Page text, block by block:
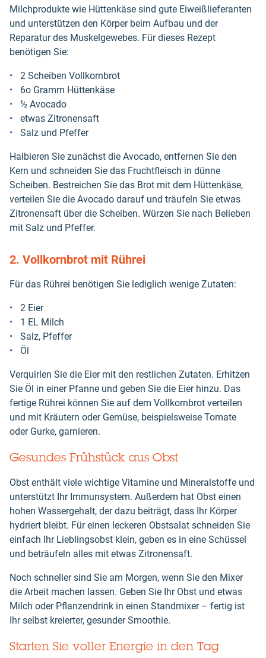
Milchprodukte wie Hüttenkäse sind gute Eiweißlieferanten
und unterstützen den Körper beim Aufbau und der
Reparatur des Muskelgewebes. Für dieses Rezept
benötigen Sie:
2 Scheiben Vollkornbrot
6o Gramm Hüttenkäse
½ Avocado
etwas Zitronensaft
Salz und Pfeffer
Halbieren Sie zunächst die Avocado, entfernen Sie den
Kern und schneiden Sie das Fruchtfleisch in dünne
Scheiben. Bestreichen Sie das Brot mit dem Hüttenkäse,
verteilen Sie die Avocado darauf und träufeln Sie etwas
Zitronensaft über die Scheiben. Würzen Sie nach Belieben
mit Salz und Pfeffer.
2. Vollkornbrot mit Rührei
Für das Rührei benötigen Sie lediglich wenige Zutaten:
2 Eier
1 EL Milch
Salz, Pfeffer
Öl
Verquirlen Sie die Eier mit den restlichen Zutaten. Erhitzen
Sie Öl in einer Pfanne und geben Sie die Eier hinzu. Das
fertige Rührei können Sie auf dem Vollkornbrot verteilen
und mit Kräutern oder Gemüse, beispielsweise Tomate
oder Gurke, garnieren.
Gesundes Frühstück aus Obst
Obst enthält viele wichtige Vitamine und Mineralstoffe und
unterstützt Ihr Immunsystem. Außerdem hat Obst einen
hohen Wassergehalt, der dazu beiträgt, dass Ihr Körper
hydriert bleibt. Für einen leckeren Obstsalat schneiden Sie
einfach Ihr Lieblingsobst klein, geben es in eine Schüssel
und beträufeln alles mit etwas Zitronensaft.
Noch schneller sind Sie am Morgen, wenn Sie den Mixer
die Arbeit machen lassen. Geben Sie Ihr Obst und etwas
Milch oder Pflanzendrink in einen Standmixer – fertig ist
Ihr selbst kreierter, gesunder Smoothie.
Starten Sie voller Energie in den Tag